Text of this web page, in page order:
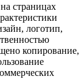
страницах
логотип,
копирование,